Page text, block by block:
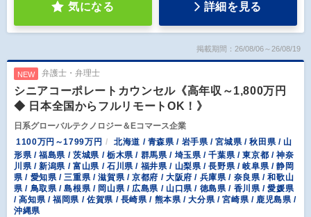
気になる 詳細を見る
掲載期間：26/08/06～26/08/19
NEW 弁護士・弁理士
シニアコーポレートカウンセル《高年収～1,800万円
◆ 日本全国からフルリモートOK！》
日系グローバルテクノロジー＆Eコマース企業
1100万円～1799万円
北海道 / 青森県 / 岩手県 / 宮城県 / 秋田県 / 山
形県 / 福島県 / 茨城県 / 栃木県 / 群馬県 / 埼玉県 / 千葉県 / 東京都 / 神奈
川県 / 新潟県 / 富山県 / 石川県 / 福井県 / 山梨県 / 長野県 / 岐阜県 / 静岡
県 / 愛知県 / 三重県 / 滋賀県 / 京都府 / 大阪府 / 兵庫県 / 奈良県 / 和歌山
県 / 鳥取県 / 島根県 / 岡山県 / 広島県 / 山口県 / 徳島県 / 香川県 / 愛媛県
/ 高知県 / 福岡県 / 佐賀県 / 長崎県 / 熊本県 / 大分県 / 宮崎県 / 鹿児島県 /
沖縄県